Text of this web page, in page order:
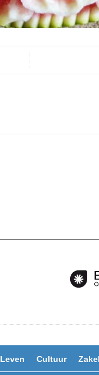
Leven Cultuur